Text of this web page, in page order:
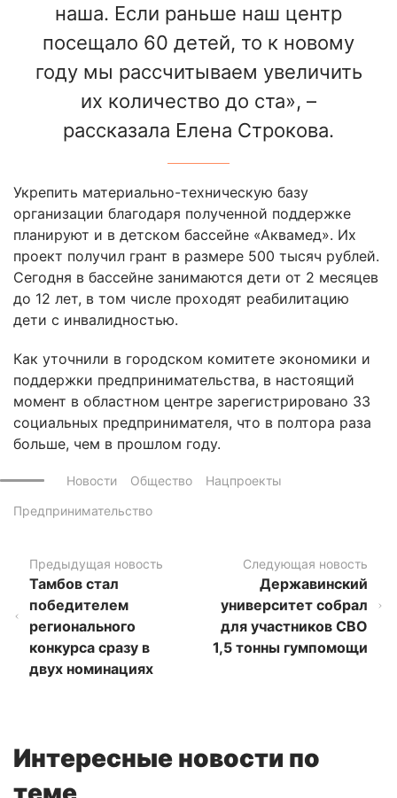
наша. Если раньше наш центр
посещало 60 детей, то к новому
году мы рассчитываем увеличить
их количество до ста», –
рассказала Елена Строкова.
Укрепить материально-техническую базу
организации благодаря полученной поддержке
планируют и в детском бассейне «Аквамед». Их
проект получил грант в размере 500 тысяч рублей.
Сегодня в бассейне занимаются дети от 2 месяцев
до 12 лет, в том числе проходят реабилитацию
дети с инвалидностью.
Как уточнили в городском комитете экономики и
поддержки предпринимательства, в настоящий
момент в областном центре зарегистрировано 33
социальных предпринимателя, что в полтора раза
больше, чем в прошлом году.
Новости Общество
Нацпроекты
Предпринимательство
Предыдущая новость
Тамбов стал
победителем
регионального
конкурса сразу в
двух номинациях
Следующая новость
Державинский
университет собрал
для участников СВО
1,5 тонны гумпомощи
Интересные новости по